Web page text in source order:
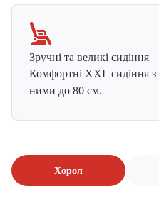
Зручні та великі сидіння
Комфортні XXL сидіння з
ними до 80 см.
Хорол